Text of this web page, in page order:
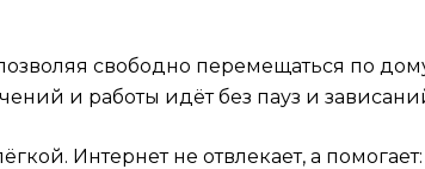
свободно перемещаться по
и работы идёт без пауз и
Интернет не отвлекает, а